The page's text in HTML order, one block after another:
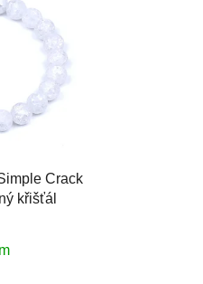
Crack
křišťál